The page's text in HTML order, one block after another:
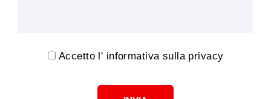
Accetto l' informativa sulla privacy